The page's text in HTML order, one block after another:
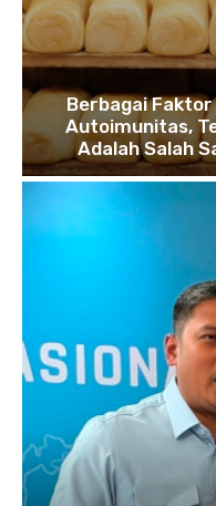
Berbagai
Autoimunitas,
Adalah Salah